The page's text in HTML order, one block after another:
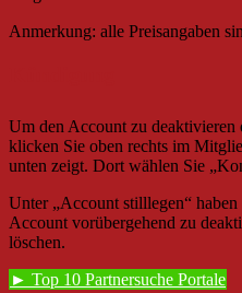
Anmerkung: alle Preisangaben
Um den Account zu deaktivieren
klicken Sie oben rechts im
unten zeigt. Dort wählen Sie
Unter „Account stilllegen“
Account vorübergehend zu
löschen.
► Top 10 Partnersuche Portale